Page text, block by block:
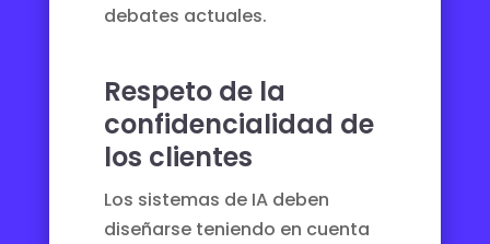
debates actuales.
Respeto de la
confidencialidad de
los clientes
Los sistemas de IA deben
diseñarse teniendo en cuenta